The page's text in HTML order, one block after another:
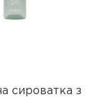
сироватка з